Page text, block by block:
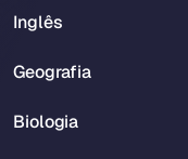
Inglês
Geografia
Biologia